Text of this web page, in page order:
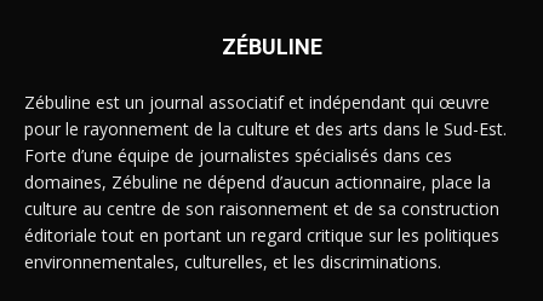
ZÉBULINE
Zébuline est un journal associatif et indépendant qui œuvre
pour le rayonnement de la culture et des arts dans le Sud-Est.
Forte d’une équipe de journalistes spécialisés dans ces
domaines, Zébuline ne dépend d’aucun actionnaire, place la
culture au centre de son raisonnement et de sa construction
éditoriale tout en portant un regard critique sur les politiques
environnementales, culturelles, et les discriminations.